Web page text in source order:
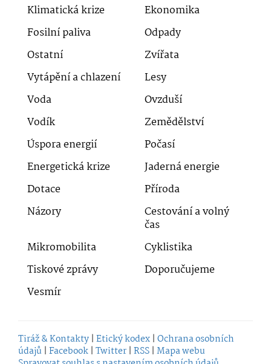
Klimatická krize
Ekonomika
Fosilní paliva
Odpady
Ostatní
Zvířata
Vytápění a chlazení
Lesy
Voda
Ovzduší
Vodík
Zemědělství
Úspora energií
Počasí
Energetická krize
Jaderná energie
Dotace
Příroda
Názory
Cestování a volný
čas
Mikromobilita
Cyklistika
Tiskové zprávy
Doporučujeme
Vesmír
Tiráž & Kontakty | Etický kodex | Ochrana osobních
údajů | Facebook | Twitter | RSS | Mapa webu